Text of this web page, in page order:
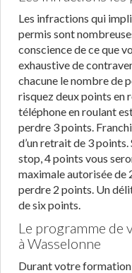
Les infractions qui
permis sont
conscience de ce que
exhaustive de
chacune le nombre de
risquez deux points en
téléphone en roulant
perdre 3 points.
d’un retrait de 3 points.
stop, 4 points vous
maximale autorisée de
perdre 2 points. Un
de six points.
Le programme de
à Wasselonne
Durant votre